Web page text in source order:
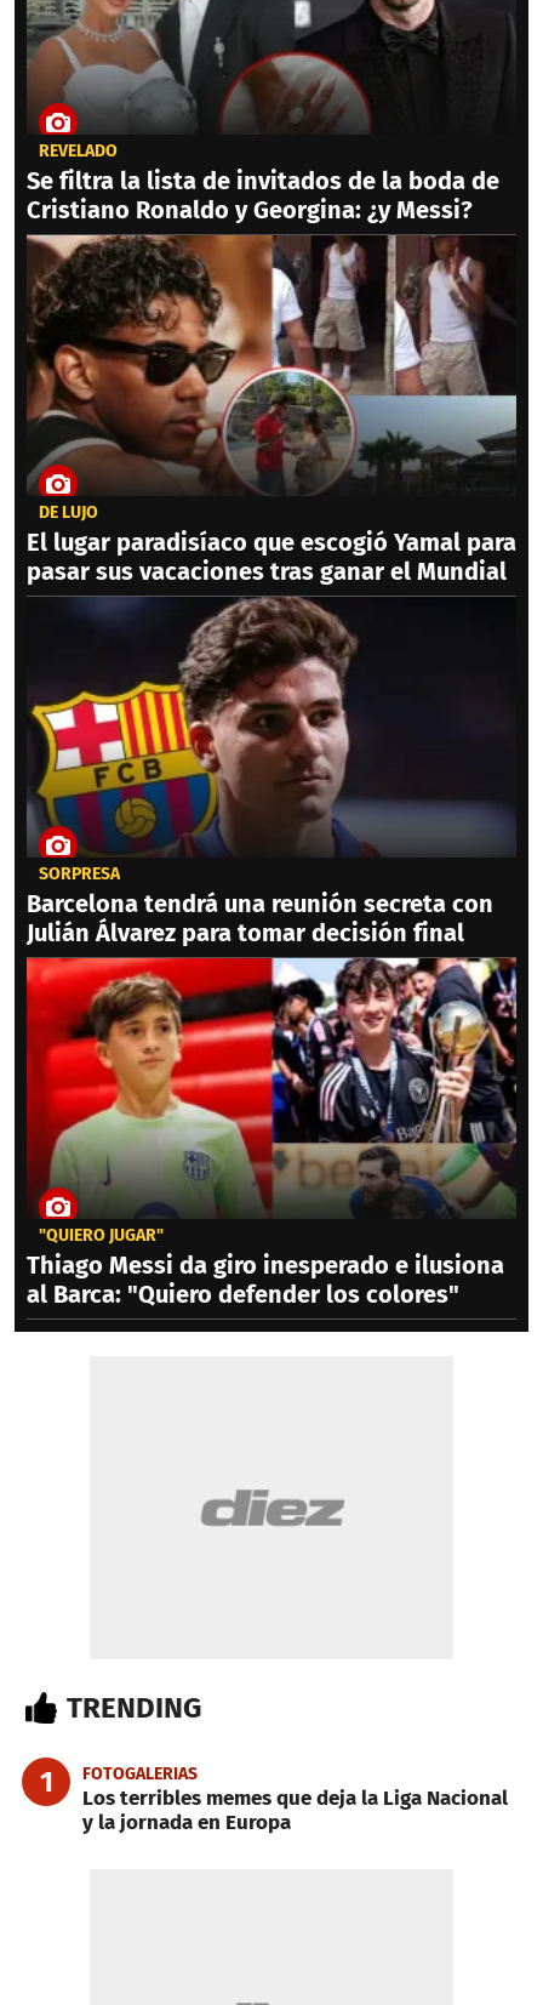
REVELADO
Se filtra la lista de invitados de la boda de
Cristiano Ronaldo y Georgina: ¿y Messi?
DE LUJO
El lugar paradisíaco que escogió Yamal para
pasar sus vacaciones tras ganar el Mundial
SORPRESA
Barcelona tendrá una reunión secreta con
Julián Álvarez para tomar decisión final
"QUIERO JUGAR"
Thiago Messi da giro inesperado e ilusiona
al Barca: "Quiero defender los colores"
TRENDING
1 FOTOGALERIAS
Los terribles memes que deja la Liga Nacional
y la jornada en Europa